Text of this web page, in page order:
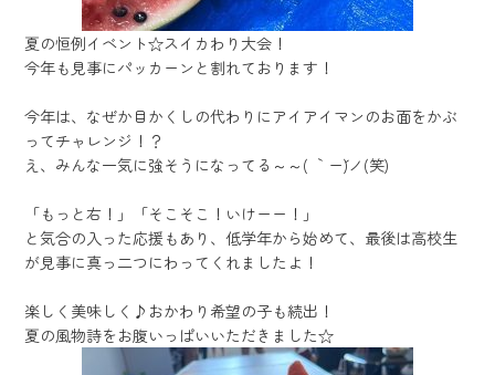
夏の恒例イベント☆スイカわり大会！
今年も見事にパッカーンと割れております！
今年は、なぜか目かくしの代わりにアイアイマンのお面をかぶ
ってチャレンジ！？
え、みんな一気に強そうになってる～～( ｀ー´)ノ(笑)
「もっと右！」「そこそこ！いけーー！」
と気合の入った応援もあり、低学年から始めて、最後は高校生
が見事に真っ二つにわってくれましたよ！
楽しく美味しく♪おかわり希望の子も続出！
夏の風物詩をお腹いっぱいいただきました☆